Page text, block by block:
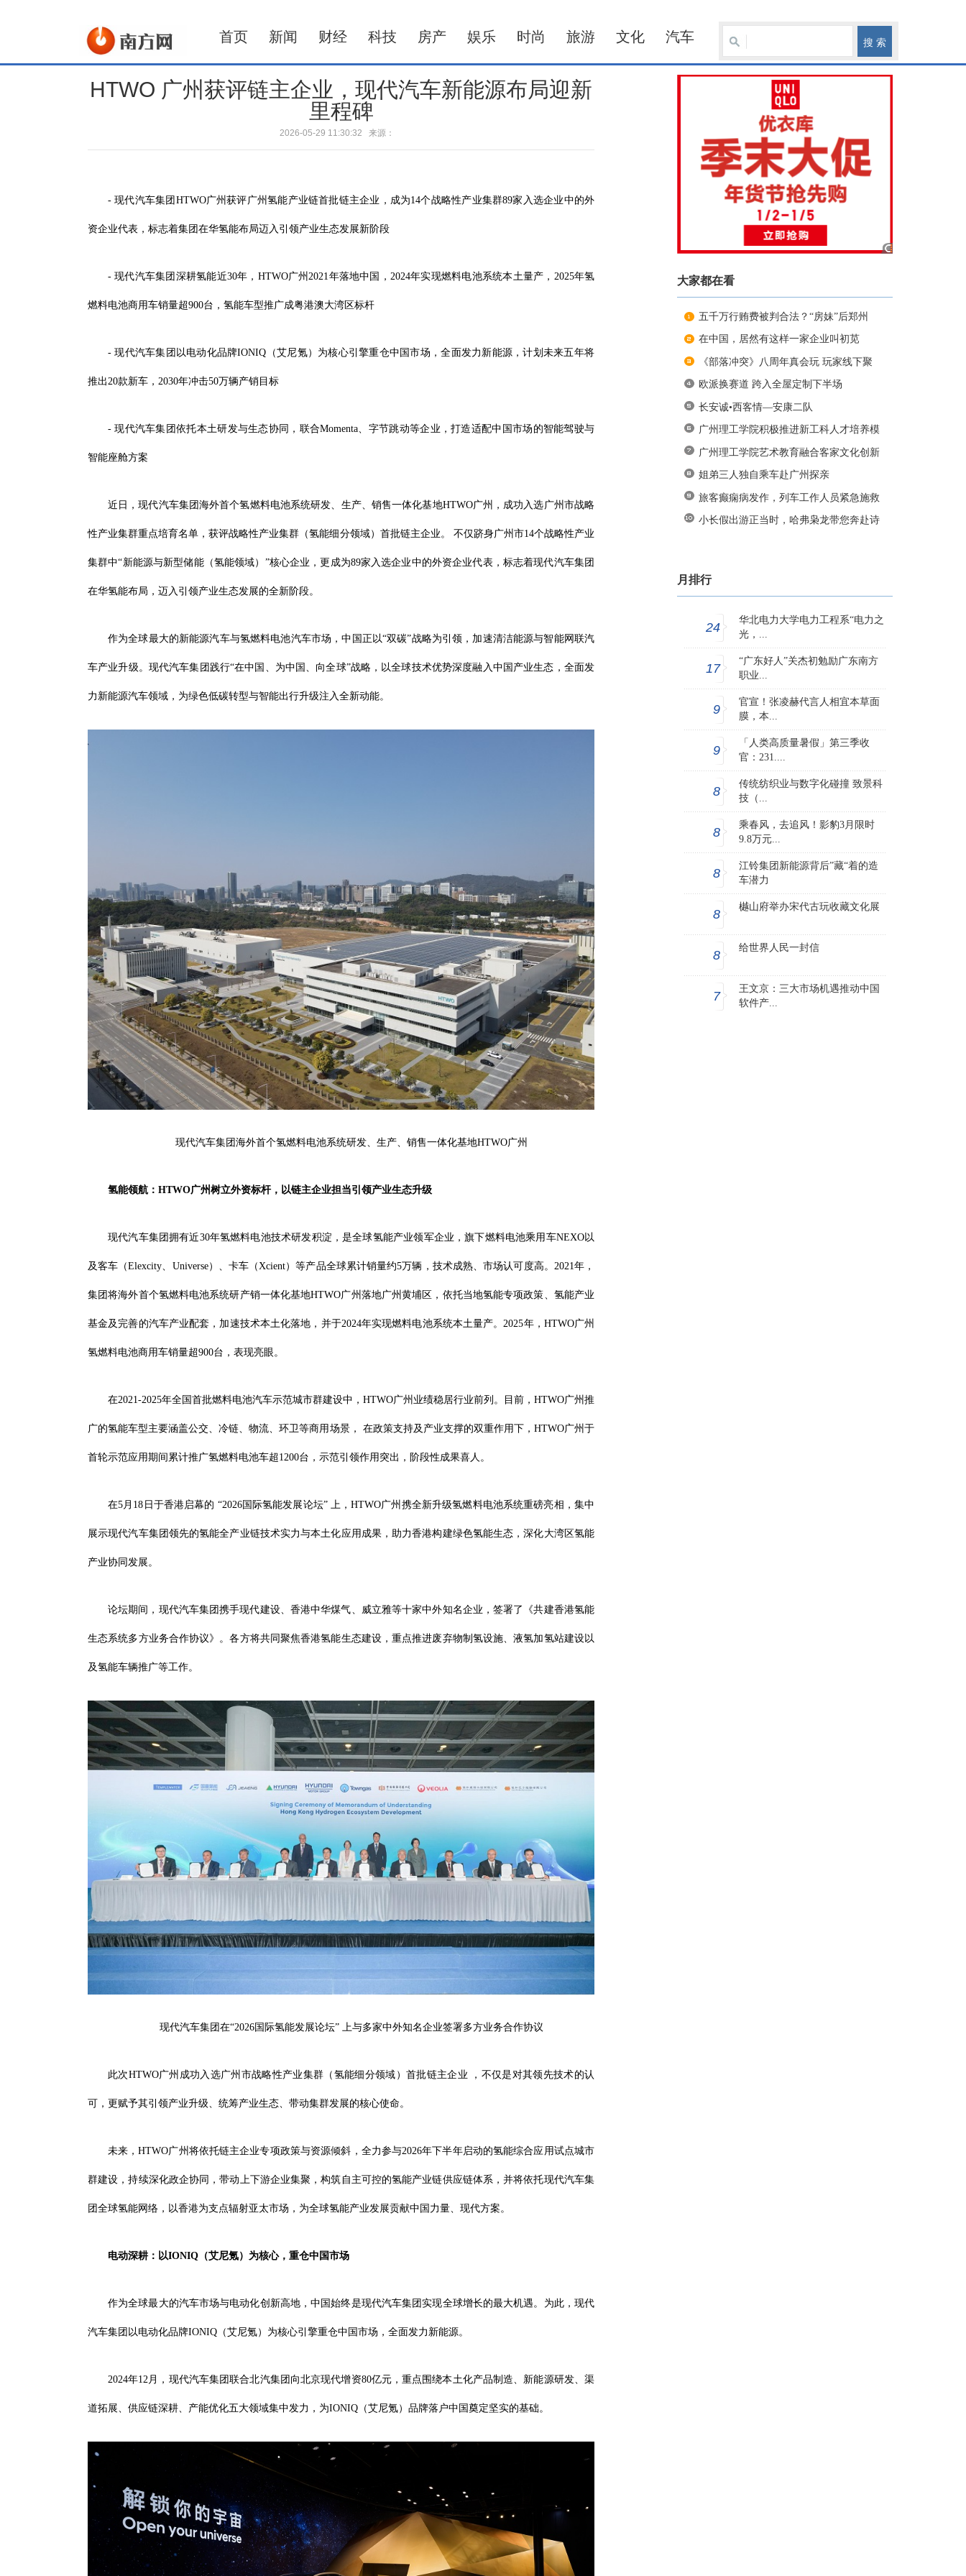
首页 新闻 财经 科技 房产 娱乐 时尚 旅游 文化 汽车
HTWO 广州获评链主企业，现代汽车新能源布局迎新
里程碑
2026-05-29 11:30:32 来源：
- 现代汽车集团HTWO广州获评广州氢能产业链首批链主企业，成为14个战略性产业集群89家入选企业中的外
资企业代表，标志着集团在华氢能布局迈入引领产业生态发展新阶段
- 现代汽车集团深耕氢能近30年，HTWO广州2021年落地中国，2024年实现燃料电池系统本土量产，2025年氢
燃料电池商用车销量超900台，氢能车型推广成粤港澳大湾区标杆
- 现代汽车集团以电动化品牌IONIQ（艾尼氪）为核心引擎重仓中国市场，全面发力新能源，计划未来五年将
推出20款新车，2030年冲击50万辆产销目标
- 现代汽车集团依托本土研发与生态协同，联合Momenta、字节跳动等企业，打造适配中国市场的智能驾驶与
智能座舱方案
近日，现代汽车集团海外首个氢燃料电池系统研发、生产、销售一体化基地HTWO广州，成功入选广州市战略
性产业集群重点培育名单，获评战略性产业集群（氢能细分领域）首批链主企业。 不仅跻身广州市14个战略性产业
集群中“新能源与新型储能（氢能领域）”核心企业，更成为89家入选企业中的外资企业代表，标志着现代汽车集团
在华氢能布局，迈入引领产业生态发展的全新阶段。
作为全球最大的新能源汽车与氢燃料电池汽车市场，中国正以“双碳”战略为引领，加速清洁能源与智能网联汽
车产业升级。现代汽车集团践行“在中国、为中国、向全球”战略，以全球技术优势深度融入中国产业生态，全面发
力新能源汽车领域，为绿色低碳转型与智能出行升级注入全新动能。
现代汽车集团海外首个氢燃料电池系统研发、生产、销售一体化基地HTWO广州
氢能领航：HTWO广州树立外资标杆，以链主企业担当引领产业生态升级
现代汽车集团拥有近30年氢燃料电池技术研发积淀，是全球氢能产业领军企业，旗下燃料电池乘用车NEXO以
及客车（Elexcity、Universe）、卡车（Xcient）等产品全球累计销量约5万辆，技术成熟、市场认可度高。2021年，
集团将海外首个氢燃料电池系统研产销一体化基地HTWO广州落地广州黄埔区，依托当地氢能专项政策、氢能产业
基金及完善的汽车产业配套，加速技术本土化落地，并于2024年实现燃料电池系统本土量产。2025年，HTWO广州
氢燃料电池商用车销量超900台，表现亮眼。
在2021-2025年全国首批燃料电池汽车示范城市群建设中，HTWO广州业绩稳居行业前列。目前，HTWO广州推
广的氢能车型主要涵盖公交、冷链、物流、环卫等商用场景， 在政策支持及产业支撑的双重作用下，HTWO广州于
首轮示范应用期间累计推广氢燃料电池车超1200台，示范引领作用突出，阶段性成果喜人。
在5月18日于香港启幕的 “2026国际氢能发展论坛” 上，HTWO广州携全新升级氢燃料电池系统重磅亮相，集中
展示现代汽车集团领先的氢能全产业链技术实力与本土化应用成果，助力香港构建绿色氢能生态，深化大湾区氢能
产业协同发展。
论坛期间，现代汽车集团携手现代建设、香港中华煤气、威立雅等十家中外知名企业，签署了《共建香港氢能
生态系统多方业务合作协议》。各方将共同聚焦香港氢能生态建设，重点推进废弃物制氢设施、液氢加氢站建设以
及氢能车辆推广等工作。
现代汽车集团在“2026国际氢能发展论坛” 上与多家中外知名企业签署多方业务合作协议
此次HTWO广州成功入选广州市战略性产业集群（氢能细分领域）首批链主企业 ，不仅是对其领先技术的认
可，更赋予其引领产业升级、统筹产业生态、带动集群发展的核心使命。
未来，HTWO广州将依托链主企业专项政策与资源倾斜，全力参与2026年下半年启动的氢能综合应用试点城市
群建设，持续深化政企协同，带动上下游企业集聚，构筑自主可控的氢能产业链供应链体系，并将依托现代汽车集
团全球氢能网络，以香港为支点辐射亚太市场，为全球氢能产业发展贡献中国力量、现代方案。
电动深耕：以IONIQ（艾尼氪）为核心，重仓中国市场
作为全球最大的汽车市场与电动化创新高地，中国始终是现代汽车集团实现全球增长的最大机遇。为此，现代
汽车集团以电动化品牌IONIQ（艾尼氪）为核心引擎重仓中国市场，全面发力新能源。
2024年12月，现代汽车集团联合北汽集团向北京现代增资80亿元，重点围绕本土化产品制造、新能源研发、渠
道拓展、供应链深耕、产能优化五大领域集中发力，为IONIQ（艾尼氪）品牌落户中国奠定坚实的基础。
大家都在看
五千万行贿费被判合法？“房妹”后郑州
在中国，居然有这样一家企业叫初苋
《部落冲突》八周年真会玩 玩家线下聚
欧派换赛道 跨入全屋定制下半场
长安诚•西客情—安康二队
广州理工学院积极推进新工科人才培养模
广州理工学院艺术教育融合客家文化创新
姐弟三人独自乘车赴广州探亲
旅客癫痫病发作，列车工作人员紧急施救
小长假出游正当时，哈弗枭龙带您奔赴诗
月排行
24
华北电力大学电力工程系“电力之
光，...
17
“广东好人”关杰初勉励广东南方
职业...
9
官宣！张凌赫代言人相宜本草面
膜，本...
9
「人类高质量暑假」第三季收
官：231....
8
传统纺织业与数字化碰撞 致景科
技（...
8
乘春风，去追风！影豹3月限时
9.8万元...
8
江铃集团新能源背后”藏“着的造
车潜力
8
樾山府举办宋代古玩收藏文化展
8
给世界人民一封信
7
王文京：三大市场机遇推动中国
软件产...